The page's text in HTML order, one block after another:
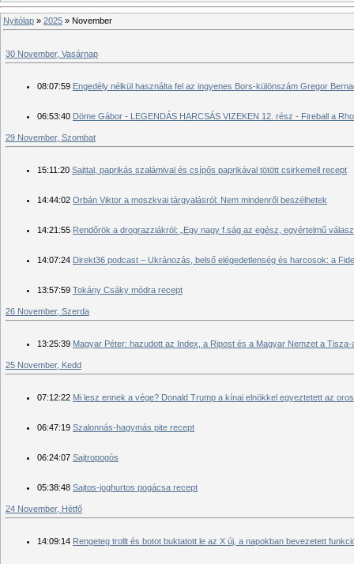
Nyitólap » 2025 » November
30 November, Vasárnap
08:07:59 Engedély nélkül használta fel az ingyenes Bors-különszám Gregor
06:53:40 Döme Gábor - LEGENDÁS HARCSÁS VIZEKEN 12. rész - Fireball a
29 November, Szombat
15:11:20 Sajttal, paprikás szalámival és csípős paprikával tötött csirkemell recept
14:44:02 Orbán Viktor a moszkvai tárgyalásról: Nem mindenről beszélhetek
14:21:55 Rendőrök a drograzziákról: „Egy nagy f.ság az egész, egyértelmű
14:07:24 Direkt36 podcast – Ukránozás, belső elégedetlenség és harcosok: a
13:57:59 Tokány Csáky módra recept
26 November, Szerda
13:25:39 Magyar Péter: hazudott az Index, a Ripost és a Magyar Nemzet a Tisza-
25 November, Kedd
07:12:22 Mi lesz ennek a vége? Donald Trump a kínai elnökkel egyeztetett az
06:47:19 Szalonnás-hagymás pite recept
06:24:07 Sajtropogós
05:38:48 Sajtos-joghurtos pogácsa recept
24 November, Hétfő
14:09:14 Rengeteg trollt és botot buktatott le az X új, a napokban bevezetett